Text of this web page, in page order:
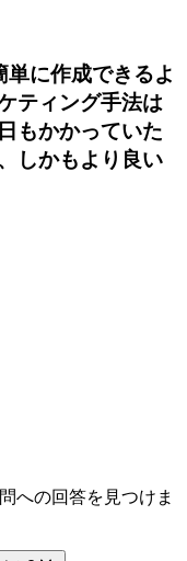
を上げる
制作してもらう何千
作
ョンビデオで自動車
これまで以上に優れ
作成できるよう、テ